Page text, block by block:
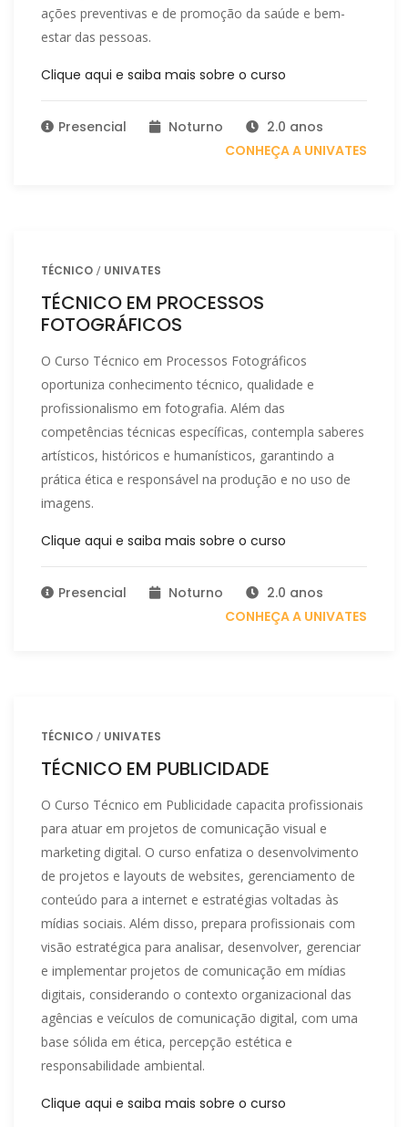
ações preventivas e de promoção da saúde e bem-
estar das pessoas.
Clique aqui e saiba mais sobre o curso
Presencial Noturno
2.0 anos
CONHEÇA A UNIVATES
TÉCNICO UNIVATES
TÉCNICO EM PROCESSOS
FOTOGRÁFICOS
O Curso Técnico em Processos Fotográficos
oportuniza conhecimento técnico, qualidade e
profissionalismo em fotografia. Além das
competências técnicas específicas, contempla saberes
artísticos, históricos e humanísticos, garantindo a
prática ética e responsável na produção e no uso de
imagens.
Clique aqui e saiba mais sobre o curso
Presencial Noturno
2.0 anos
CONHEÇA A UNIVATES
TÉCNICO UNIVATES
TÉCNICO EM PUBLICIDADE
O Curso Técnico em Publicidade capacita profissionais
para atuar em projetos de comunicação visual e
marketing digital. O curso enfatiza o desenvolvimento
de projetos e layouts de websites, gerenciamento de
conteúdo para a internet e estratégias voltadas às
mídias sociais. Além disso, prepara profissionais com
visão estratégica para analisar, desenvolver, gerenciar
e implementar projetos de comunicação em mídias
digitais, considerando o contexto organizacional das
agências e veículos de comunicação digital, com uma
base sólida em ética, percepção estética e
responsabilidade ambiental.
Clique aqui e saiba mais sobre o curso